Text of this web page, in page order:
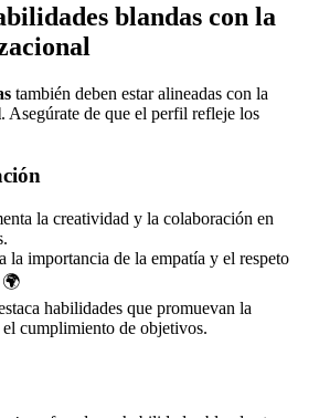
blandas con la
también deben estar alineadas con la
. Asegúrate de que el perfil refleje los
la creatividad y la colaboración en
la importancia de la empatía y el respeto
🌍
habilidades que promuevan la
cumplimiento de objetivos.